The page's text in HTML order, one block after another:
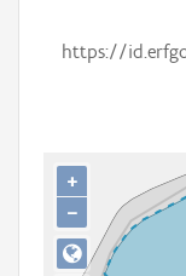
Gebeurtenis
Downloads
Hergebruik
https://
+
−